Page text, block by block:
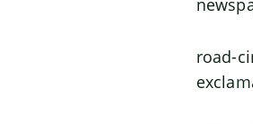
road-